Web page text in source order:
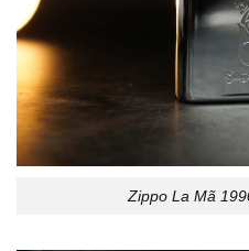
Zippo La Mã